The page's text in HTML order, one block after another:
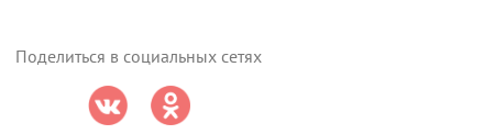
Поделиться в социальных сетях